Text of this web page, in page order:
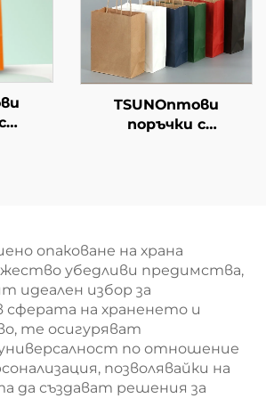
на
Нова година/
Кристемас, упаковка
за транспорт на
храна
и
TSUNОптови
поръчки с
за екранна печат за
Нова година/
Кристемас,
пластмасова
продукти и
занаятчии
опаковане на храна
убедливи предимства,
идеален избор за
на храненето и
те осигуряват
по отношение
позволявайки на
да създават решения за